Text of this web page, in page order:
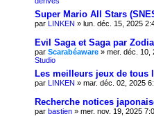
Super Mario All Stars
par LINKEN » lun. déc. 15, 2025
Evil Saga et Saga par
par Scarabéaware » mer. déc. 10,
Studio
Les meilleurs jeux de tous
par LINKEN » mar. déc. 02, 2025
Recherche notices
par bastien » mer. nov. 19, 2025